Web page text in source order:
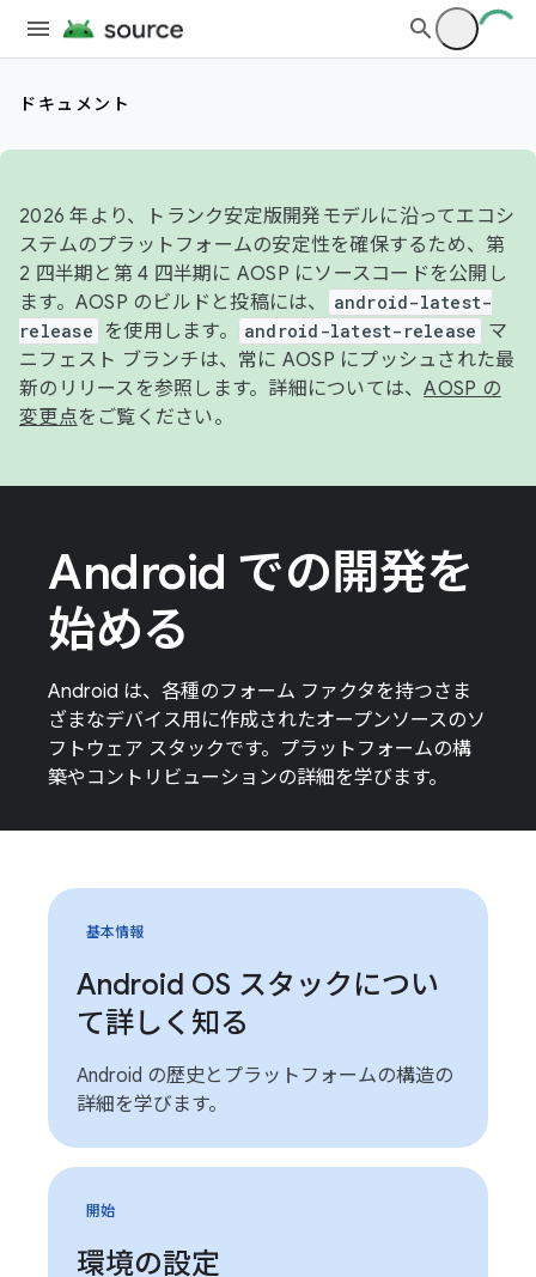
ドキュメント
2026 年より、トランク安定版開発モデルに沿ってエコシ
ステムのプラットフォームの安定性を確保するため、第
2 四半期と第 4 四半期に AOSP にソースコードを公開し
ます。AOSP のビルドと投稿には、
android-latest-
release
を使用します。 android-latest-release
マ
ニフェスト ブランチは、常に AOSP にプッシュされた最
新のリリースを参照します。詳細については、AOSP の
変更点をご覧ください。
Android での開発を
始める
Android は、各種のフォーム ファクタを持つさま
ざまなデバイス用に作成されたオープンソースのソ
フトウェア スタックです。プラットフォームの構
築やコントリビューションの詳細を学びます。
基本情報
Android OS スタックについ
て詳しく知る
Android の歴史とプラットフォームの構造の
詳細を学びます。
開始
環境の設定